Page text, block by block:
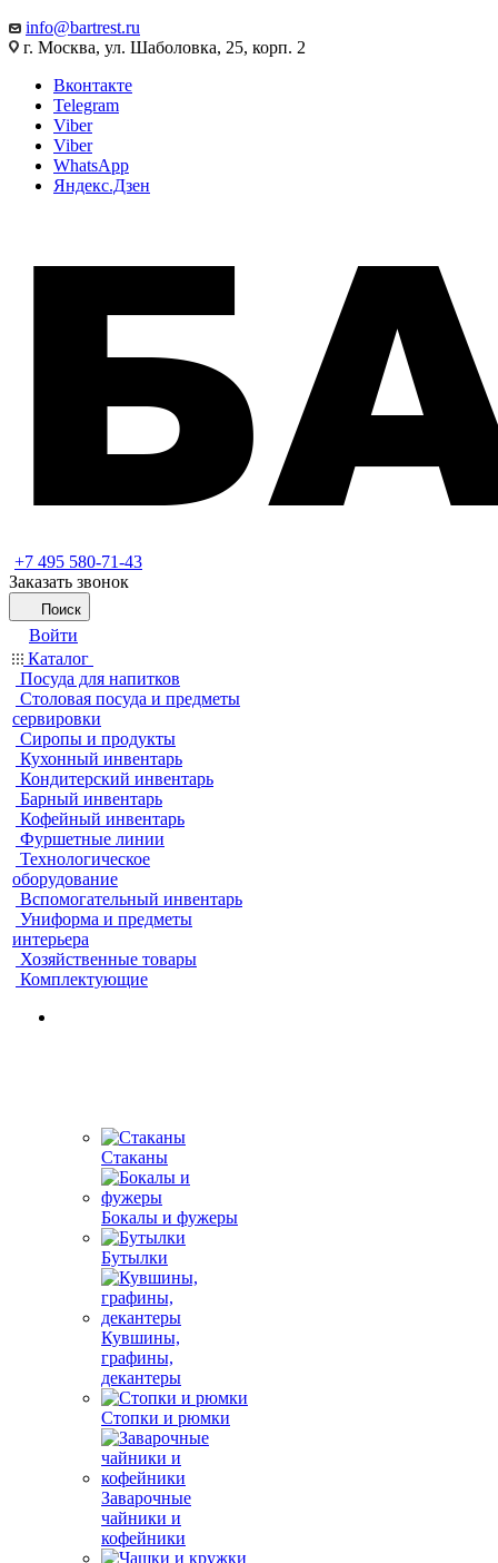
info@bartrest.ru
г. Москва, ул. Шаболовка, 25, корп. 2
Вконтакте
Telegram
Viber
Viber
WhatsApp
Яндекс.Дзен
+7 495 580-71-43
Заказать звонок
Поиск
Войти
Каталог
Посуда для напитков
Столовая посуда и предметы
сервировки
Сиропы и продукты
Кухонный инвентарь
Кондитерский инвентарь
Барный инвентарь
Кофейный инвентарь
Фуршетные линии
Технологическое
оборудование
Вспомогательный инвентарь
Униформа и предметы
интерьера
Хозяйственные товары
Комплектующие
Стаканы
Бокалы и фужеры
Бутылки
Кувшины,
графины,
декантеры
Стопки и рюмки
Заварочные
чайники и
кофейники